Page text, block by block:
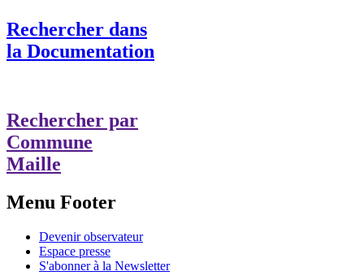
Rechercher dans
la Documentation
Rechercher par
Commune
Maille
Menu Footer
Devenir observateur
Espace presse
S'abonner à la Newsletter